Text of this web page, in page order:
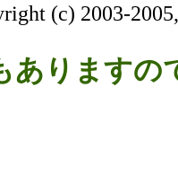
(c) 2003-
ありますの